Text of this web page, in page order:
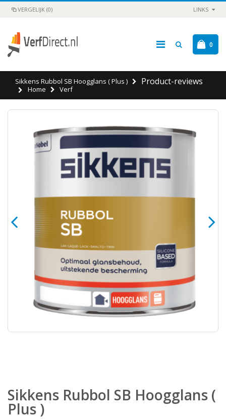
VERGELIJK (0) LINKS
0
Sikkens Rubbol SB Hoogglans ( Plus ) Product-reviews
Home Verf
Sikkens Rubbol SB Hoogglans (
Plus )